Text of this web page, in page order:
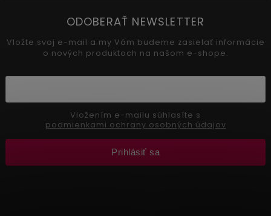
ODOBERAŤ NEWSLETTER
Vložte svoj e-mail a my Vám budeme zasielať informácie
o nových produktoch na našom e-shope.
podmienkami ochrany osobných údajov
Prihlásiť sa